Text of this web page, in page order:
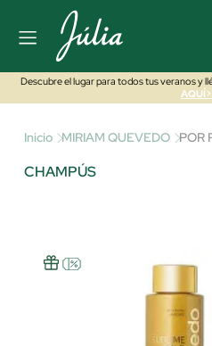
Descubre el lugar para todos tus veranos y
Inicio MIRIAM QUEVEDO POR
CHAMPÚS